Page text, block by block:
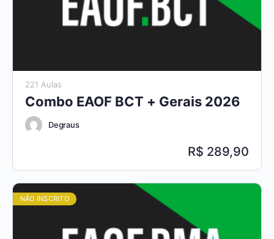
221 Aulas
Combo EAOF BCT + Gerais 2026
Degraus
289,90
NÃO INSCRITO